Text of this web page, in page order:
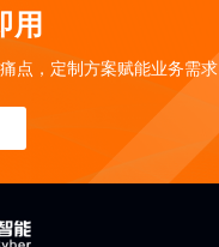
用
点，定制方案赋能业务需求